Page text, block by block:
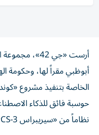
أرست «جي 42»،
أبوظبي مقراً لها، وحكومة
الخاصة بتنفيذ مشروع
نظاماً من «سيريبراس CS-3».